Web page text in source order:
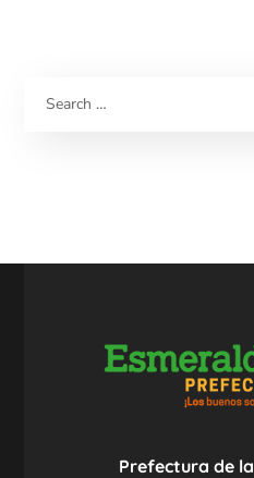
Prefectura de